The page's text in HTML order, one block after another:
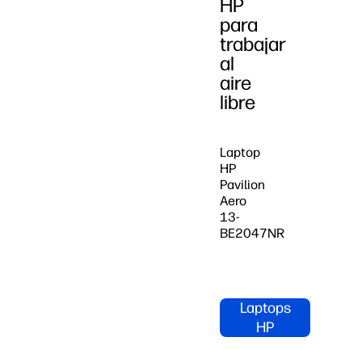
HP
para
trabajar
al
aire
libre
Laptop
HP
Pavilion
Aero
13-
BE2047NR
Laptops
HP